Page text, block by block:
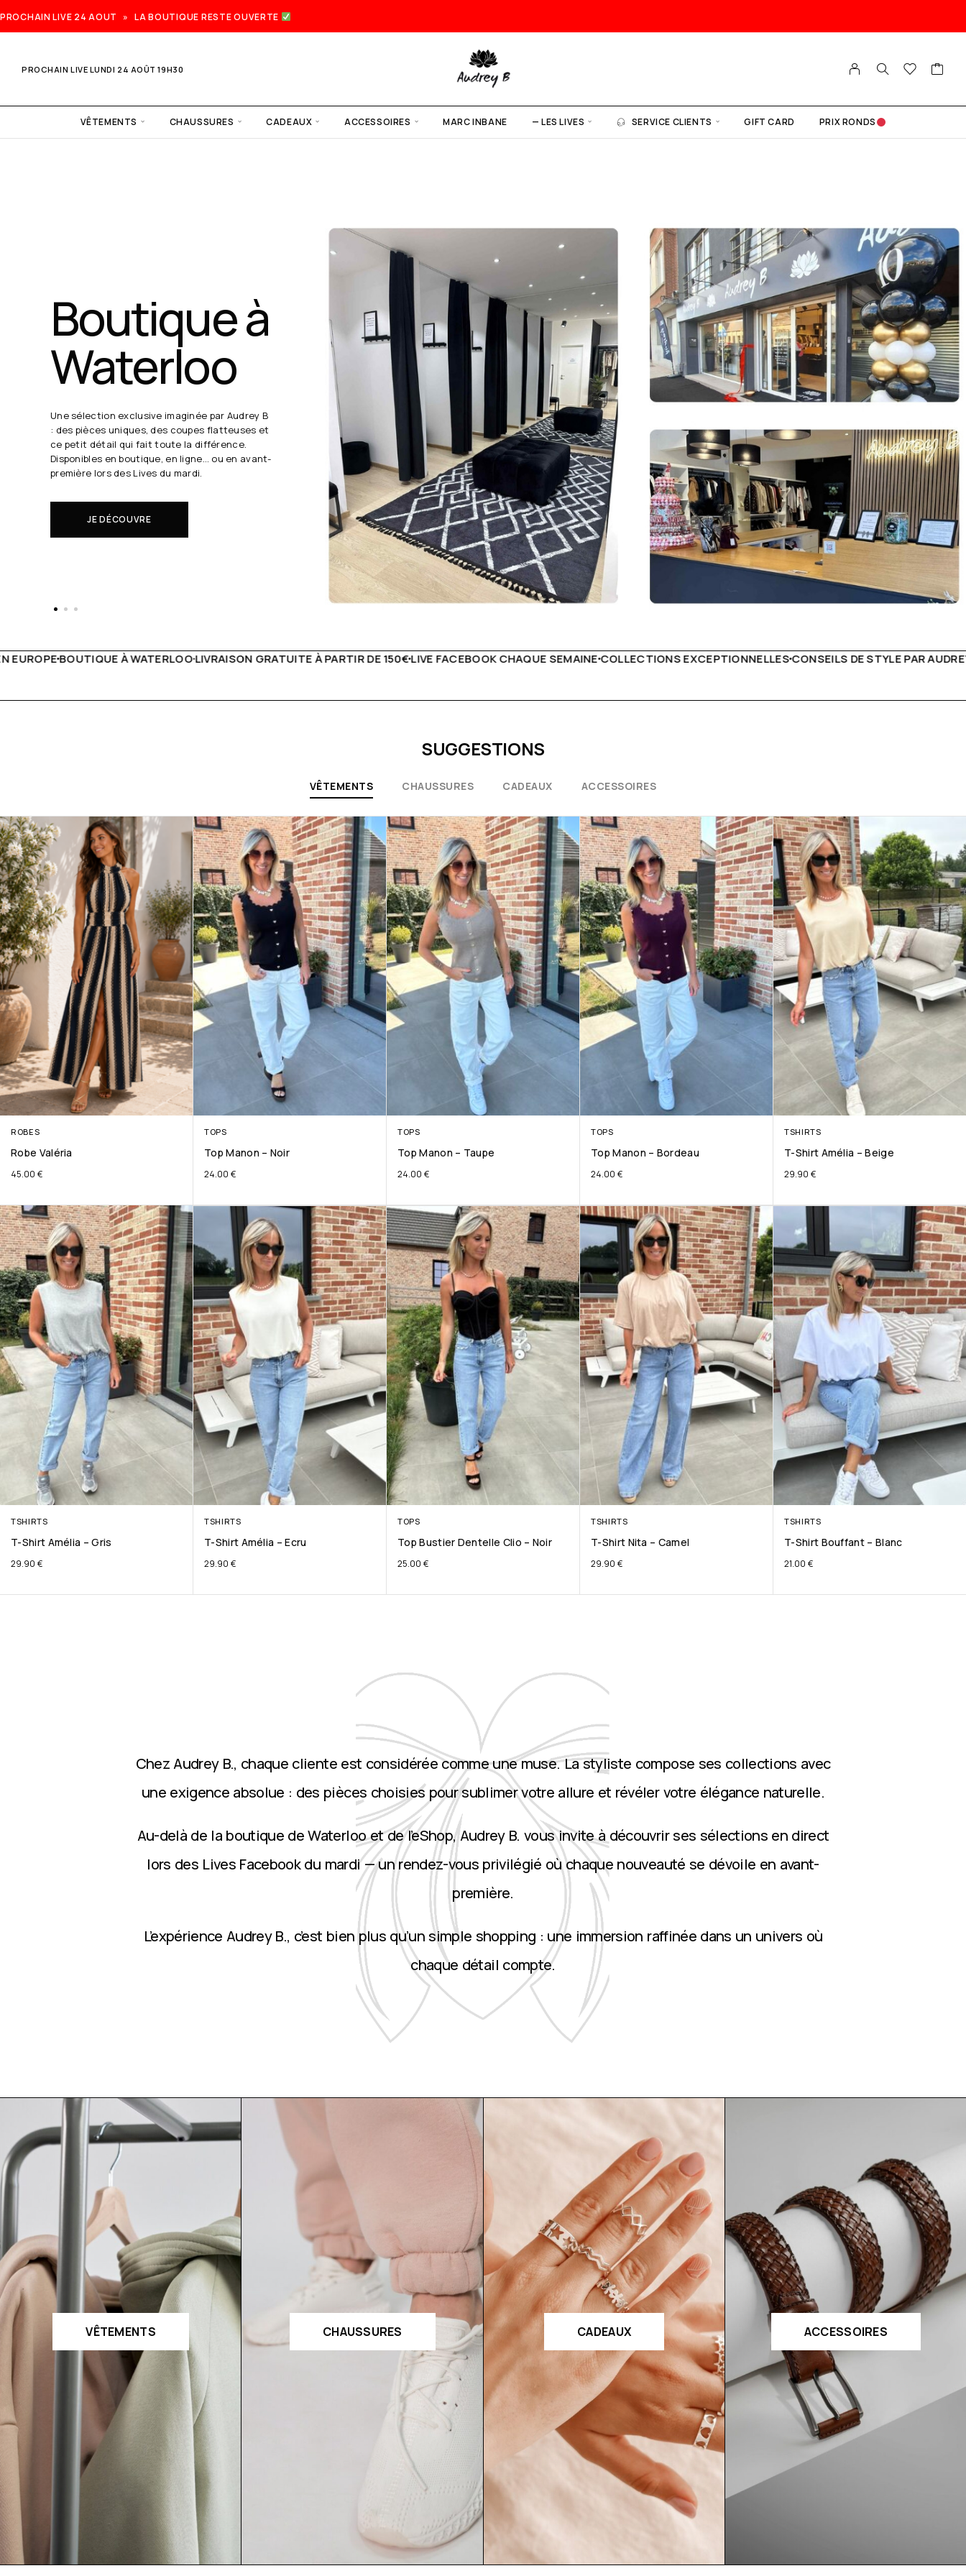
PROCHAIN LIVE 24 AOUT » LA BOUTIQUE RESTE OUVERTE
PROCHAIN LIVE LUNDI 24 AOÛT 19H30
VÊTEMENTS CHAUSSURES CADEAUX ACCESSOIRES MARC INBANE — LES LIVES SERVICE CLIENTS GIFT CARD PRIX RONDS
live lundi
24 août
19h30
Chaque semaine, Audrey B. dévoile ses coups
de cœur en direct.
GRATUITE À PARTIR DE 150€LIVE FACEBOOK CHAQUE SEMAINECOLLECTIONS EXCEPTIONNELLESCONSEILS DE STYLE PAR AUDREY B LIVRAISON PARTOUT EN
SUGGESTIONS
VÊTEMENTS CHAUSSURES CADEAUX ACCESSOIRES
ROBES
Robe Valéria
45.00 €
TOPS
Top Manon – Noir
24.00 €
TOPS
Top Manon – Taupe
24.00 €
TOPS
Top Manon – Bordeau
24.00 €
TSHIRTS
T-Shirt Amélia – Beige
29.90 €
TSHIRTS
T-Shirt Amélia – Gris
29.90 €
TSHIRTS
T-Shirt Amélia – Ecru
29.90 €
TOPS
Top Bustier Dentelle Clio – Noir
25.00 €
TSHIRTS
T-Shirt Nita – Camel
29.90 €
TSHIRTS
T-Shirt Bouffant – Blanc
21.00 €
Chez Audrey B., chaque cliente est considérée comme une muse. La styliste compose ses collections avec
une exigence absolue : des pièces choisies pour sublimer votre allure et révéler votre élégance naturelle.
Au-delà de la boutique de Waterloo et de l’eShop, Audrey B. vous invite à découvrir ses sélections en direct
lors des Lives Facebook du mardi — un rendez-vous privilégié où chaque nouveauté se dévoile en avant-
première.
L’expérience Audrey B., c’est bien plus qu’un simple shopping : une immersion raffinée dans un univers où
chaque détail compte.
VÊTEMENTS CHAUSSURES CADEAUX ACCESSOIRES